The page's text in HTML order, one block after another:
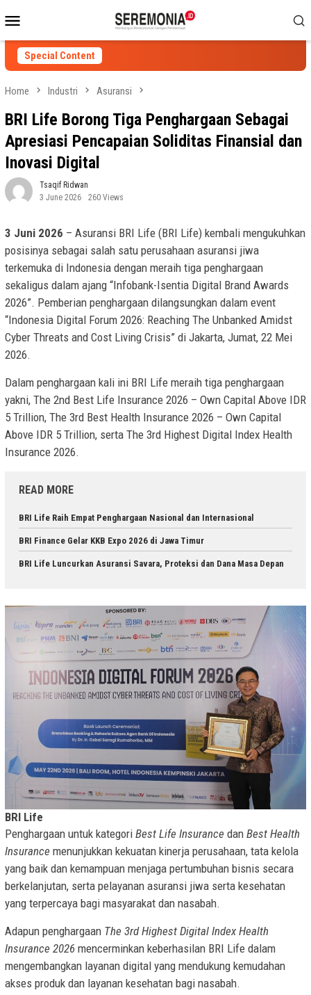
to
contentMenu
Special Content
Home Industri Asuransi
BRI Life Borong Tiga Penghargaan Sebagai
Apresiasi Pencapaian Soliditas Finansial dan
Inovasi Digital
Tsaqif Ridwan
3 June 2026
260 Views
3 Juni 2026 – Asuransi BRI Life (BRI Life) kembali mengukuhkan
posisinya sebagai salah satu perusahaan asuransi jiwa
terkemuka di Indonesia dengan meraih tiga penghargaan
sekaligus dalam ajang “Infobank-Isentia Digital Brand Awards
2026”. Pemberian penghargaan dilangsungkan dalam event
“Indonesia Digital Forum 2026: Reaching The Unbanked Amidst
Cyber Threats and Cost Living Crisis” di Jakarta, Jumat, 22 Mei
2026.
Dalam penghargaan kali ini BRI Life meraih tiga penghargaan
yakni, The 2nd Best Life Insurance 2026 – Own Capital Above IDR
5 Trillion, The 3rd Best Health Insurance 2026 – Own Capital
Above IDR 5 Trillion, serta The 3rd Highest Digital Index Health
Insurance 2026.
READ MORE
BRI Life Raih Empat Penghargaan Nasional dan Internasional
BRI Finance Gelar KKB Expo 2026 di Jawa Timur
BRI Life Luncurkan Asuransi Savara, Proteksi dan Dana Masa Depan
BRI Life
Penghargaan untuk kategori Best Life Insurance dan Best Health
Insurance menunjukkan kekuatan kinerja perusahaan, tata kelola
yang baik dan kemampuan menjaga pertumbuhan bisnis secara
berkelanjutan, serta pelayanan asuransi jiwa serta kesehatan
yang terpercaya bagi masyarakat dan nasabah.
Adapun penghargaan The 3rd Highest Digital Index Health
Insurance 2026 mencerminkan keberhasilan BRI Life dalam
mengembangkan layanan digital yang mendukung kemudahan
akses produk dan layanan kesehatan bagi nasabah.